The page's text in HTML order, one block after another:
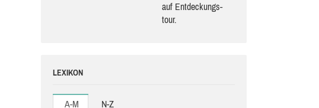
auf Ent­de­ckungs­
tour.
LEXIKON
A-M N-Z